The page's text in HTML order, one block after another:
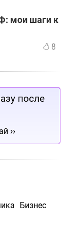
мои шаги к
8
после
››
Бизнес